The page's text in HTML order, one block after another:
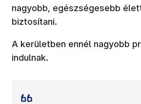
nagyobb, egészségesebb
biztosítani.
A kerületben ennél nagyobb
indulnak.